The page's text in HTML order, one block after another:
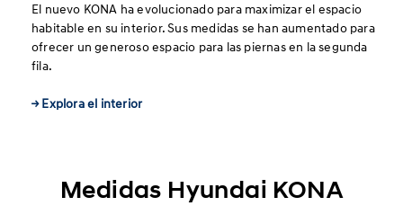
El nuevo KONA ha evolucionado para maximizar el espacio
habitable en su interior. Sus medidas se han aumentado para
ofrecer un generoso espacio para las piernas en la segunda
fila.
→ Explora el interior
Medidas Hyundai KONA